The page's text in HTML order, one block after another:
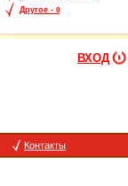
Другое - 0
ВХОД
Контакты